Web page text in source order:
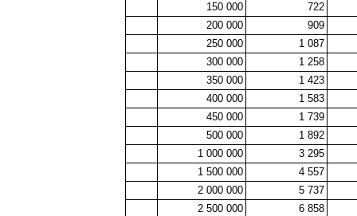
150 000
722
200 000
909
250 000
1 087
300 000
1 258
350 000
1 423
400 000
1 583
450 000
1 739
500 000
1 892
1 000 000
3 295
1 500 000
4 557
2 000 000
5 737
2 500 000
6 858